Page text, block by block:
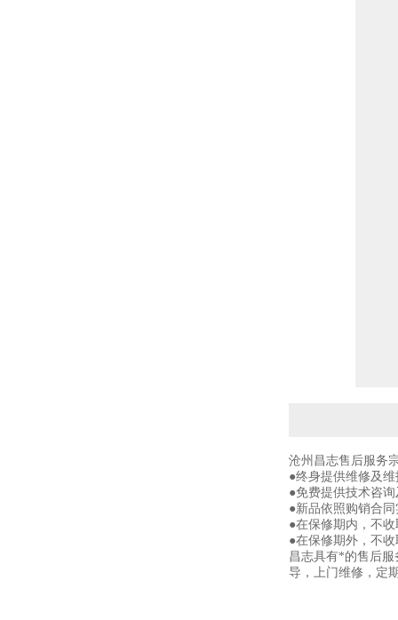
沧州昌志售后服务
●终身提供维修及
●免费提供技术咨
●新品依照购销合
●在保修期内，不
●在保修期外，不
昌志具有*的售后
导，上门维修，定